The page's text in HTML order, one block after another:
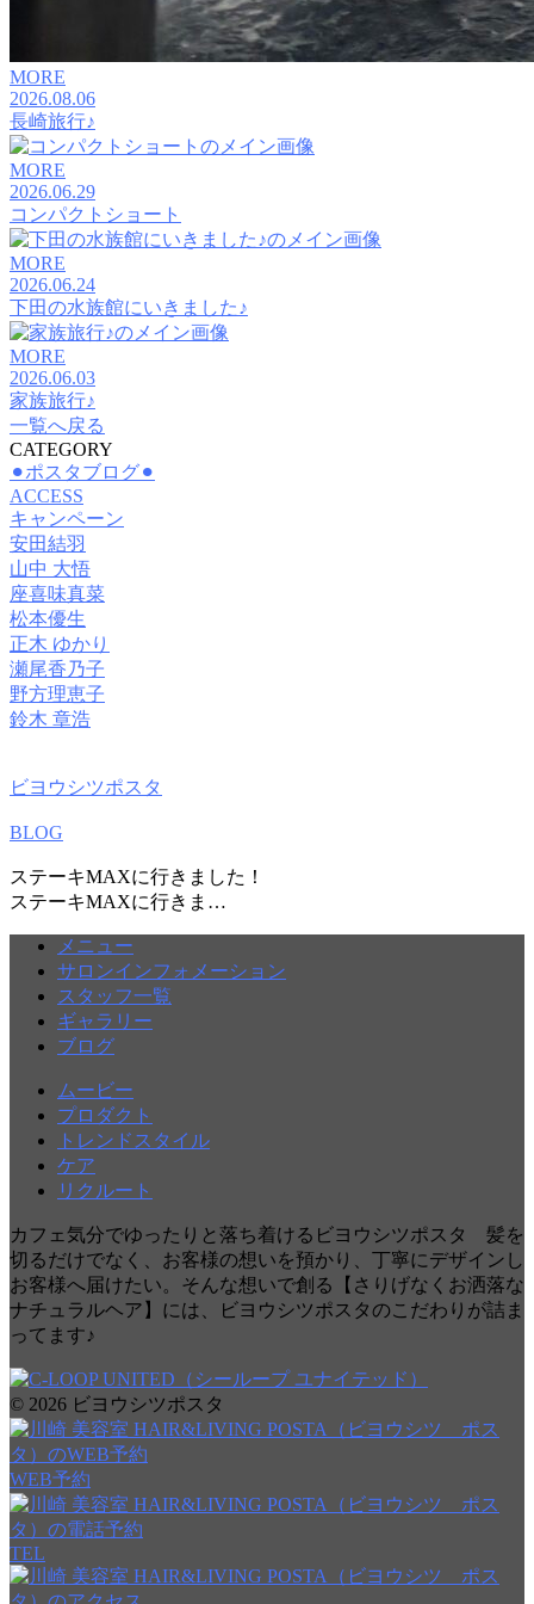
MORE
2026.08.06
長崎旅行♪
MORE
2026.06.29
コンパクトショート
MORE
2026.06.24
下田の水族館にいきました♪
MORE
2026.06.03
家族旅行♪
一覧へ戻る
CATEGORY
⚫︎ポスタブログ⚫︎
ACCESS
キャンペーン
安田結羽
山中 大悟
座喜味真菜
松本優生
正木 ゆかり
瀬尾香乃子
野方理恵子
鈴木 章浩
ビヨウシツポスタ
BLOG
ステーキMAXに行きました！
ステーキMAXに行きま…
メニュー
サロンインフォメーション
スタッフ一覧
ギャラリー
ブログ
ムービー
プロダクト
トレンドスタイル
ケア
リクルート
カフェ気分でゆったりと落ち着けるビヨウシツポスタ 髪を
切るだけでなく、お客様の想いを預かり、丁寧にデザインし
お客様へ届けたい。そんな想いで創る【さりげなくお洒落な
ナチュラルヘア】には、ビヨウシツポスタのこだわりが詰ま
ってます♪
© 2026 ビヨウシツポスタ
WEB予約
TEL